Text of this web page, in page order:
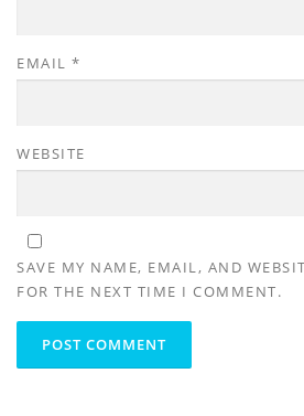
EMAIL *
WEBSITE
SAVE MY NAME, EMAIL, AND
FOR THE NEXT TIME I COMMENT.